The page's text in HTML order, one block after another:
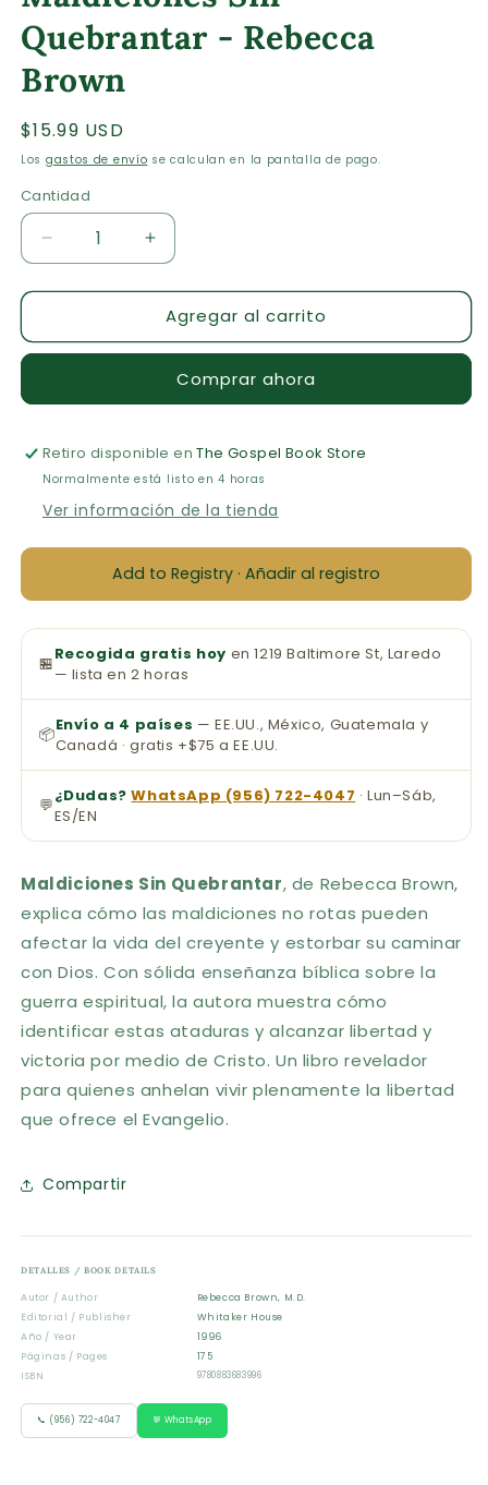
Quebrantar - Rebecca
Brown
Precio
habitual
$15.99 USD
Los gastos de envío se calculan en la pantalla de pago.
Cantidad
Cantidad
Reducir
cantidad
para
Sin
Rebecca
Aumentar
cantidad
para
Maldiciones
Sin
Rebecca
Agregar al carrito
Comprar ahora
Retiro disponible enThe Gospel Book Store
Normalmente está listo en 4 horas
Ver información de la tienda
Add to Registry · Añadir al registro
🏪Recogida gratis hoy en 1219 Baltimore St, Laredo
— lista en 2 horas
📦Envío a 4 países — EE.UU., México, Guatemala y
Canadá · gratis +$75 a EE.UU.
💬¿Dudas? WhatsApp (956) 722-4047 · Lun–Sáb,
ES/EN
Maldiciones Sin Quebrantar, de Rebecca Brown,
explica cómo las maldiciones no rotas pueden
afectar la vida del creyente y estorbar su caminar
con Dios. Con sólida enseñanza bíblica sobre la
guerra espiritual, la autora muestra cómo
identificar estas ataduras y alcanzar libertad y
victoria por medio de Cristo. Un libro revelador
para quienes anhelan vivir plenamente la libertad
que ofrece el Evangelio.
Compartir
DETALLES / BOOK DETAILS
Autor / Author
Rebecca Brown, M.D.
Editorial / Publisher
Whitaker House
Año / Year
1996
Páginas / Pages
175
ISBN
9780883683996
📞 (956) 722-4047 💬 WhatsApp